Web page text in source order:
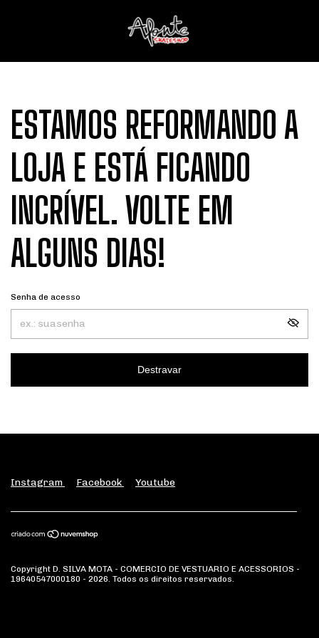
ESTAMOS REFORMANDO A
LOJA E ESTÁ FICANDO
INCRÍVEL. VOLTE EM
ALGUNS DIAS!
Senha de acesso
Destravar
Instagram Facebook Youtube
Copyright D. SILVA MOTA - COMERCIO DE VESTUARIO E ACESSORIOS -
19640547000180 - 2026. Todos os direitos reservados.